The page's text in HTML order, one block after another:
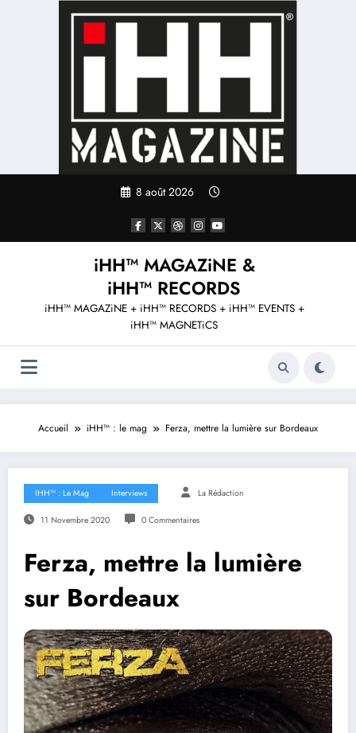
8 août 2026
iHH™ MAGAZiNE &
iHH™ RECORDS
iHH™ MAGAZiNE + iHH™ RECORDS + iHH™ EVENTS +
iHH™ MAGNETiCS
Accueil iHH™ : le mag Ferza, mettre la lumière sur Bordeaux
IHH™ : Le Mag Interviews La Rédaction
11 Novembre 2020 0 Commentaires
Ferza, mettre la lumière
sur Bordeaux